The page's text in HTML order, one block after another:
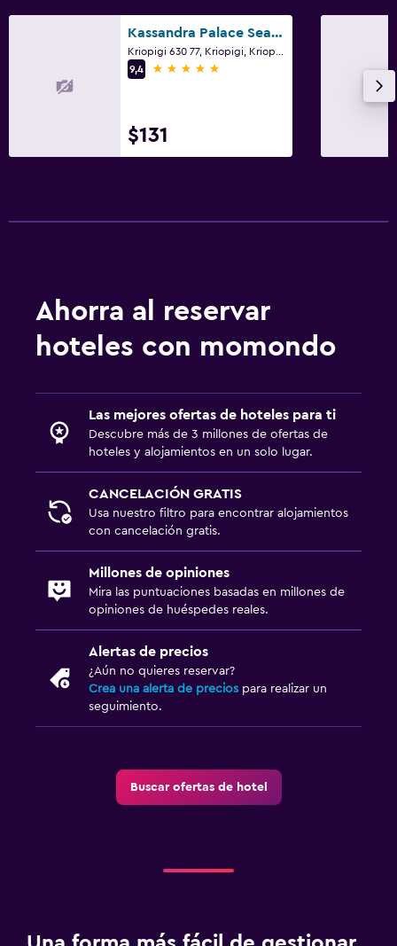
Kassandra Palace Seaside Resort
9,4
5 estrellas
$131
Ahorra al reservar
hoteles con momondo
Las mejores ofertas de hoteles para ti
Descubre más de 3 millones de ofertas de
hoteles y alojamientos en un solo lugar.
CANCELACIÓN GRATIS
Usa nuestro filtro para encontrar alojamientos
con cancelación gratis.
Millones de opiniones
Mira las puntuaciones basadas en millones de
opiniones de huéspedes reales.
Alertas de precios
¿Aún no quieres reservar?
Crea una alerta de precios para realizar un
seguimiento.
Buscar ofertas de hotel